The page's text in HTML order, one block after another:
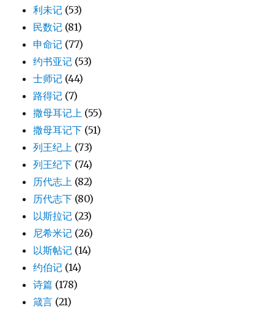
利未记 (53)
民数记 (81)
申命记 (77)
约书亚记 (53)
士师记 (44)
路得记 (7)
撒母耳记上 (55)
撒母耳记下 (51)
列王纪上 (73)
列王纪下 (74)
历代志上 (82)
历代志下 (80)
以斯拉记 (23)
尼希米记 (26)
以斯帖记 (14)
约伯记 (14)
诗篇 (178)
箴言 (21)